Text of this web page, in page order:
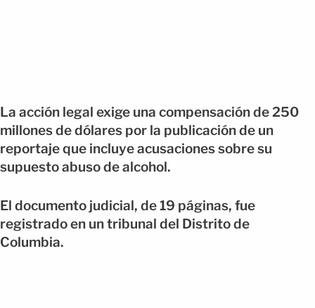
La acción legal exige una compensación de 250
millones de dólares por la publicación de un
reportaje que incluye acusaciones sobre su
supuesto abuso de alcohol.
El documento judicial, de 19 páginas, fue
registrado en un tribunal del Distrito de
Columbia.